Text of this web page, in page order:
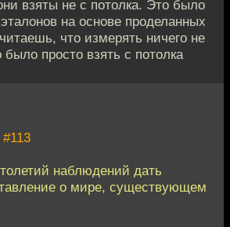
взяты не с потолка. Это было
на основе проделанных
что измерять ничего не
просто взять с потолка
#113
наблюдений дать
о мире, существующем